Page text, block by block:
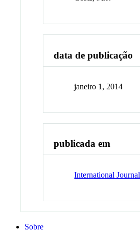
data de publicação
janeiro 1, 2014
publicada em
International
Sobre